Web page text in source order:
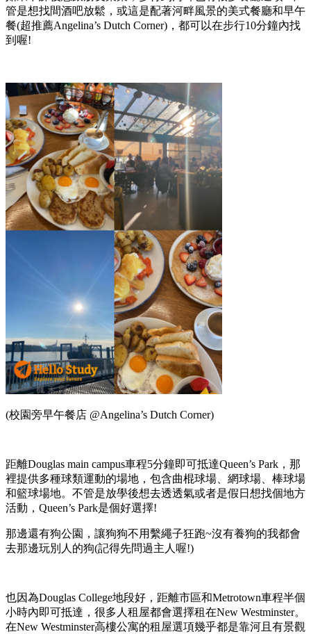
管是想找間酒吧放鬆，或這是配著河畔風景的美式餐廳和早午
餐(超推薦Angelina’s Dutch Corner)，都可以在步行10分鐘內找
到喔!
(校園旁早午餐店 @Angelina’s Dutch Corner)
距離Douglas main campus車程5分鐘即可抵達Queen’s Park，那
裡提供多種球類運動的場地，包含曲棍球場、網球場、棒球場
和籃球場地。不管是放學後想去透透氣或者是假日想找個地方
活動，Queen’s Park是個好選擇!
那邊還有狗公園，讓狗狗不用繫繩子狂跑~沒有養狗的我都會
去那邊玩別人的狗(記得先問過主人喔!)
也因為Douglas College地段好，距離市區和Metrotown車程半個
小時內即可抵達，很多人租屋都會選擇租在New Westminster。
在New Westminster高樓公寓的租屋選項幾乎都是靠河且有景觀